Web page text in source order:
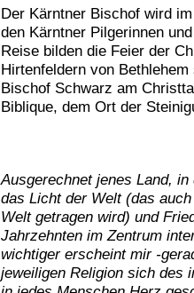
Der Kärntner Bischof wird
den Kärntner Pilgerinnen
Reise bilden die Feier der
Hirtenfeldern von
Bischof Schwarz am
Biblique, dem Ort der
Ausgerechnet jenes Land,
das Licht der Welt (das
Welt getragen wird) und
Jahrzehnten im Zentrum
wichtiger erscheint mir -
jeweiligen Religion sich des